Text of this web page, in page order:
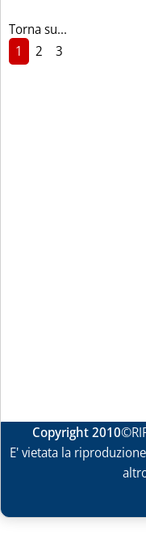
Torna su...
1
2 3
Copyright 2010
E' vietata la